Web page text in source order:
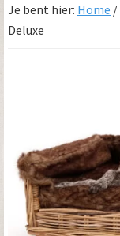
Je bent hier: Home /
Deluxe